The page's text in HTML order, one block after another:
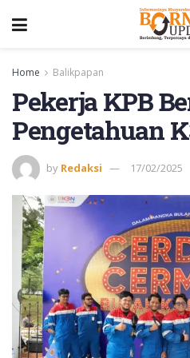
Home Balikpapan
Pekerja KPB
Pengetahuan
by Redaksi 17/02/2025